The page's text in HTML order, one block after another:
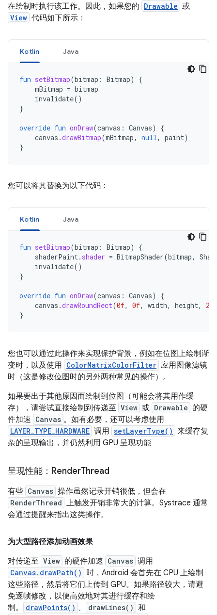
在绘制时执行该工作。因此，如果您的 Drawable 或
View 代码如下所示：
Kotlin Java
fun setBitmap(bitmap : Bitmap)
{
mBitmap = bitmap
invalidate()
}
override fun onDraw(canvas : Canvas)
{
canvas .drawBitmap(mBitmap, null , paint)
}
您可以将其替换为以下代码：
Kotlin Java
fun setBitmap(bitmap : Bitmap)
{
shaderPaint . shader = BitmapShader(bitmap,
invalidate()
}
override fun onDraw(canvas : Canvas)
{
canvas .drawRoundRect(0f, 0f, width, height,
20f
}
您也可以通过此操作来实现保护背景，例如在位图上绘制渐
变时，以及使用 ColorMatrixColorFilter 应用图像滤镜
时（这是修改位图时的另外两种常见的操作）。
如果要出于其他原因而绘制到位图（可能会将其用作缓
存），请尝试直接绘制到传递至 View 或 Drawable 的硬
件加速 Canvas 。如有必要，还可以考虑使用
LAYER_TYPE_HARDWARE 调用 setLayerType() 来缓存复
杂的呈现输出，并仍然利用 GPU 呈现功能
呈现性能：RenderThread
有些 Canvas 操作虽然记录开销很低，但会在
RenderThread 上触发开销非常大的计算。Systrace 通常
会通过提醒来指出这类操作。
为大型路径添加动画效果
对传递至 View 的硬件加速 Canvas 调用
Canvas.drawPath()
时，Android 会首先在 CPU 上绘制
这些路径，然后将它们上传到 GPU。如果路径较大，请避
免逐帧修改，以便高效地对其进行缓存和绘
制。
drawPoints() 、 drawLines() 和